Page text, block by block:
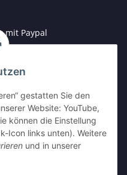
gestatten Sie den
Website: YouTube,
können die Einstellung
Icon links unten). Weitere
und in unserer